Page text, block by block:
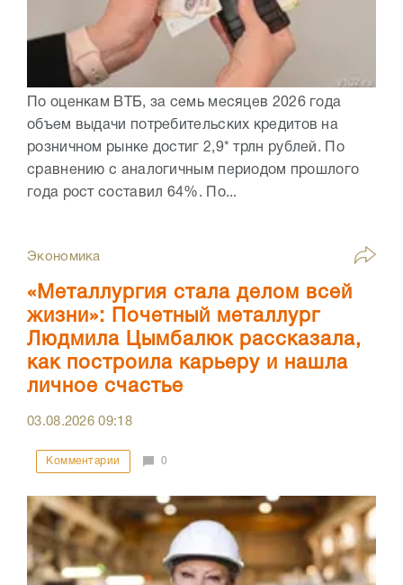
По оценкам ВТБ, за семь месяцев 2026 года
объем выдачи потребительских кредитов на
розничном рынке достиг 2,9* трлн рублей. По
сравнению с аналогичным периодом прошлого
года рост составил 64%. По...
Экономика
«Металлургия стала делом всей
жизни»: Почетный металлург
Людмила Цымбалюк рассказала,
как построила карьеру и нашла
личное счастье
03.08.202609:18
Комментарии 0